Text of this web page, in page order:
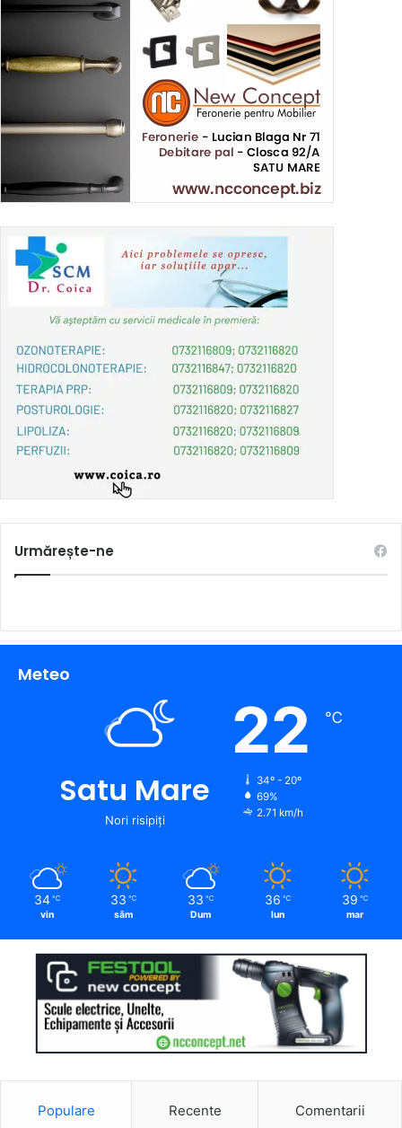
Urmărește-ne
Meteo
Satu Mare
Nori risipiți
22 ℃
34º - 20º
69%
2.71 km/h
34 ℃
vin
33 ℃
sâm
33 ℃
Dum
36 ℃
lun
39 ℃
mar
Populare Recente Comentarii